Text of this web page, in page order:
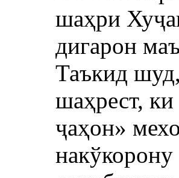
шаҳри
дигарон
Таъкид
шаҳрест,
ҷаҳон»